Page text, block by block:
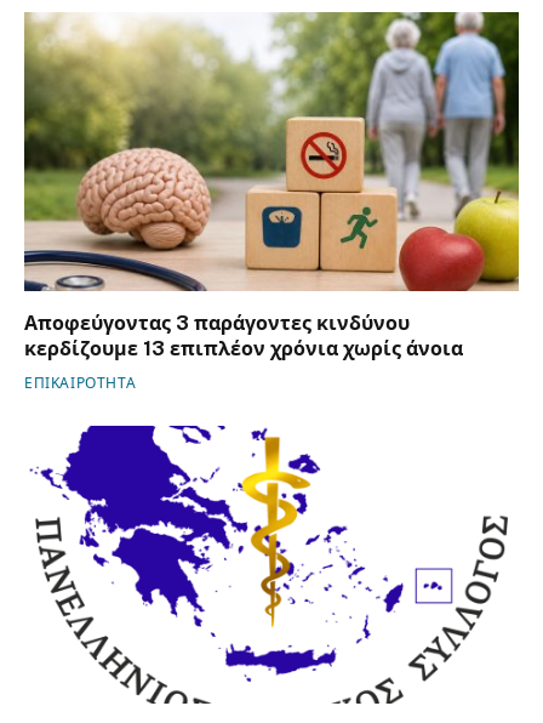
Αποφεύγοντας 3 παράγοντες κινδύνου
κερδίζουμε 13 επιπλέον χρόνια χωρίς άνοια
ΕΠΙΚΑΙΡΟΤΗΤΑ